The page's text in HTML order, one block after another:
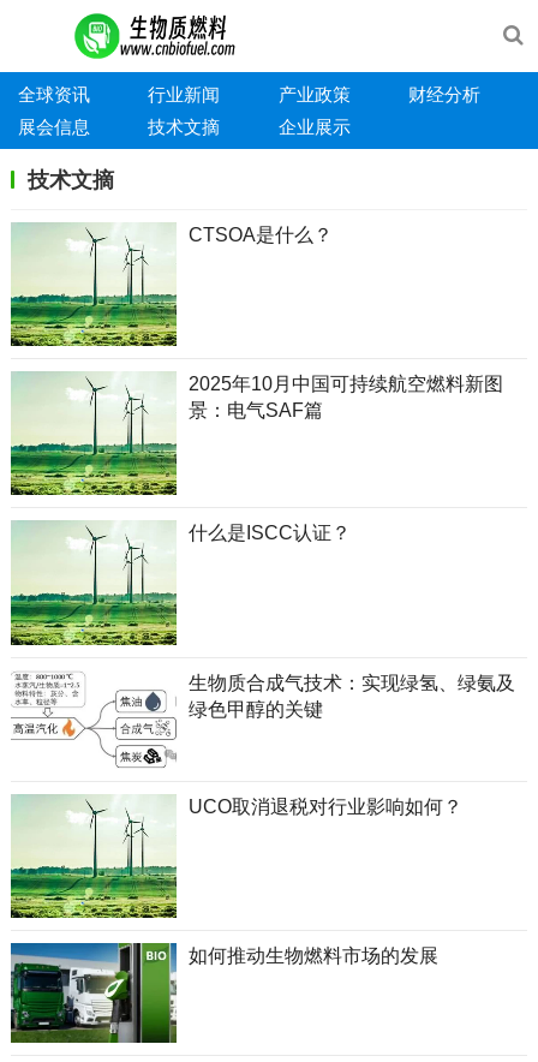
全球资讯 行业新闻 产业政策
财经分析
展会信息
技术文摘 企业展示
技术文摘
CTSOA是什么？
2025年10月中国可持续航空燃料新图
景：电气SAF篇
什么是ISCC认证？
生物质合成气技术：实现绿氢、绿氨及
绿色甲醇的关键
UCO取消退税对行业影响如何？
如何推动生物燃料市场的发展